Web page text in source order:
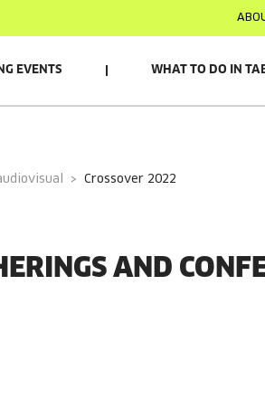
EVENTS WHAT TO DO IN
crossover 2022
AND